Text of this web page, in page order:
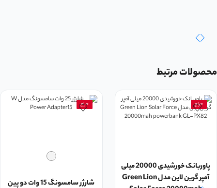
محصولات مرتبط
حراج
پاوربانک خورشیدی 20000 میلی
آمپر گرین لاین مدل Green Lion
حراج
شارژر سامسونگ 15 وات دو پین